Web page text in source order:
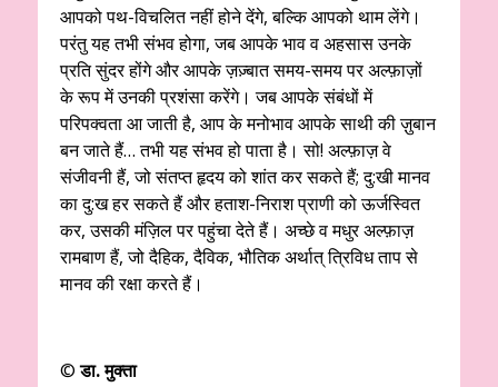
आपको पथ-विचलित नहीं होने देंगे, बल्कि आपको थाम लेंगे।
परंतु यह तभी संभव होगा, जब आपके भाव व अहसास उनके
प्रति सुंदर होंगे और आपके ज़ज़्बात समय-समय पर अल्फ़ाज़ों
के रूप में उनकी प्रशंसा करेंगे। जब आपके संबंधों में
परिपक्वता आ जाती है, आप के मनोभाव आपके साथी की ज़ुबान
बन जाते हैं… तभी यह संभव हो पाता है। सो! अल्फ़ाज़ वे
संजीवनी हैं, जो संतप्त हृदय को शांत कर सकते हैं; दु:खी मानव
का दु:ख हर सकते हैं और हताश-निराश प्राणी को ऊर्जस्वित
कर, उसकी मंज़िल पर पहुंचा देते हैं। अच्छे व मधुर अल्फ़ाज़
रामबाण हैं, जो दैहिक, दैविक, भौतिक अर्थात् त्रिविध ताप से
मानव की रक्षा करते हैं।
©डा. मुक्ता